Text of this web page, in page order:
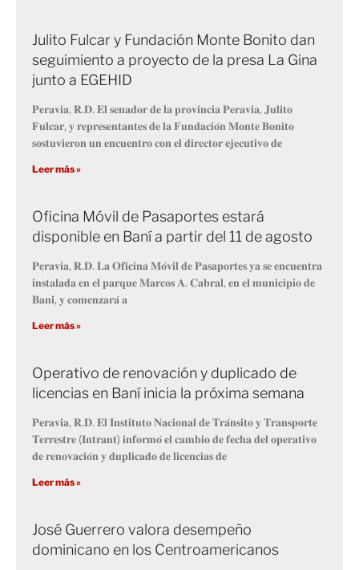
Julito Fulcar y Fundación Monte Bonito dan
seguimiento a proyecto de la presa La Gina
junto a EGEHID
𝐏𝐞𝐫𝐚𝐯𝐢𝐚, 𝐑.𝐃. 𝐄𝐥 𝐬𝐞𝐧𝐚𝐝𝐨𝐫 𝐝𝐞 𝐥𝐚 𝐩𝐫𝐨𝐯𝐢𝐧𝐜𝐢𝐚 𝐏𝐞𝐫𝐚𝐯𝐢𝐚, 𝐉𝐮𝐥𝐢𝐭𝐨
𝐅𝐮𝐥𝐜𝐚𝐫, 𝐲 𝐫𝐞𝐩𝐫𝐞𝐬𝐞𝐧𝐭𝐚𝐧𝐭𝐞𝐬 𝐝𝐞 𝐥𝐚 𝐅𝐮𝐧𝐝𝐚𝐜𝐢𝐨́𝐧 𝐌𝐨𝐧𝐭𝐞 𝐁𝐨𝐧𝐢𝐭𝐨
𝐬𝐨𝐬𝐭𝐮𝐯𝐢𝐞𝐫𝐨𝐧 𝐮𝐧 𝐞𝐧𝐜𝐮𝐞𝐧𝐭𝐫𝐨 𝐜𝐨𝐧 𝐞𝐥 𝐝𝐢𝐫𝐞𝐜𝐭𝐨𝐫 𝐞𝐣𝐞𝐜𝐮𝐭𝐢𝐯𝐨 𝐝𝐞
Leer más »
Oficina Móvil de Pasaportes estará
disponible en Baní a partir del 11 de agosto
𝐏𝐞𝐫𝐚𝐯𝐢𝐚, 𝐑.𝐃. 𝐋𝐚 𝐎𝐟𝐢𝐜𝐢𝐧𝐚 𝐌𝐨́𝐯𝐢𝐥 𝐝𝐞 𝐏𝐚𝐬𝐚𝐩𝐨𝐫𝐭𝐞𝐬 𝐲𝐚 𝐬𝐞 𝐞𝐧𝐜𝐮𝐞𝐧𝐭𝐫𝐚
𝐢𝐧𝐬𝐭𝐚𝐥𝐚𝐝𝐚 𝐞𝐧 𝐞𝐥 𝐩𝐚𝐫𝐪𝐮𝐞 𝐌𝐚𝐫𝐜𝐨𝐬 𝐀. 𝐂𝐚𝐛𝐫𝐚𝐥, 𝐞𝐧 𝐞𝐥 𝐦𝐮𝐧𝐢𝐜𝐢𝐩𝐢𝐨 𝐝𝐞
𝐁𝐚𝐧𝐢́, 𝐲 𝐜𝐨𝐦𝐞𝐧𝐳𝐚𝐫𝐚́ 𝐚
Leer más »
Operativo de renovación y duplicado de
licencias en Baní inicia la próxima semana
𝐏𝐞𝐫𝐚𝐯𝐢𝐚, 𝐑.𝐃. 𝐄𝐥 𝐈𝐧𝐬𝐭𝐢𝐭𝐮𝐭𝐨 𝐍𝐚𝐜𝐢𝐨𝐧𝐚𝐥 𝐝𝐞 𝐓𝐫𝐚́𝐧𝐬𝐢𝐭𝐨 𝐲 𝐓𝐫𝐚𝐧𝐬𝐩𝐨𝐫𝐭𝐞
𝐓𝐞𝐫𝐫𝐞𝐬𝐭𝐫𝐞 (𝐈𝐧𝐭𝐫𝐚𝐧𝐭) 𝐢𝐧𝐟𝐨𝐫𝐦𝐨́ 𝐞𝐥 𝐜𝐚𝐦𝐛𝐢𝐨 𝐝𝐞 𝐟𝐞𝐜𝐡𝐚 𝐝𝐞𝐥 𝐨𝐩𝐞𝐫𝐚𝐭𝐢𝐯𝐨
𝐝𝐞 𝐫𝐞𝐧𝐨𝐯𝐚𝐜𝐢𝐨́𝐧 𝐲 𝐝𝐮𝐩𝐥𝐢𝐜𝐚𝐝𝐨 𝐝𝐞 𝐥𝐢𝐜𝐞𝐧𝐜𝐢𝐚𝐬 𝐝𝐞
Leer más »
José Guerrero valora desempeño
dominicano en los Centroamericanos